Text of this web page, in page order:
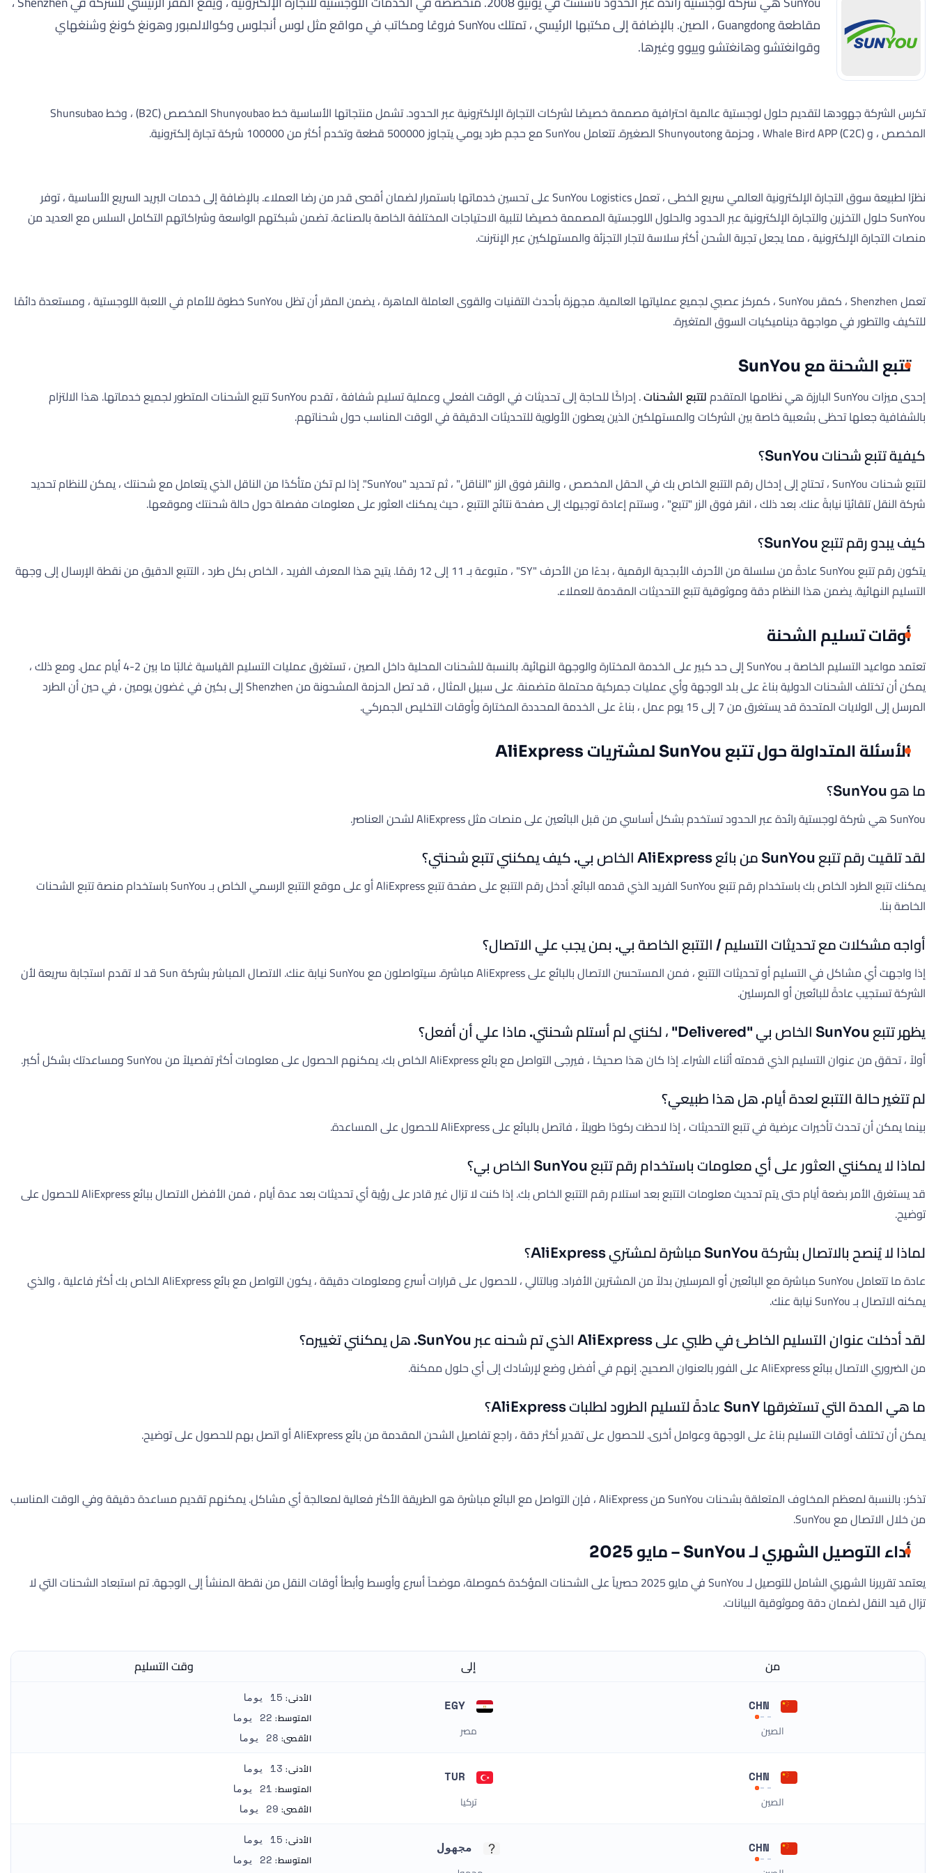
مقاطعة Guangdong ، الصين. بالإضافة إلى مكتبها الرئيسي ، تمتلك SunYou فروعًا ومكاتب في مواقع مثل لوس أنجلوس وكوالالمبور وهونغ كونغ وشنغهاي
وقوانغتشو وهانغتشو وييوو وغيرها.
تكرس الشركة جهودها لتقديم حلول لوجستية عالمية احترافية مصممة خصيصًا لشركات التجارة الإلكترونية عبر الحدود. تشمل منتجاتها الأساسية خط Shunyoubao المخصص (B2C) ، وخط Shunsubao
المخصص ، و Whale Bird APP (C2C) ، وحزمة Shunyoutong الصغيرة. تتعامل SunYou مع حجم طرد يومي يتجاوز 500000 قطعة وتخدم أكثر من 100000 شركة تجارة إلكترونية.
نظرًا لطبيعة سوق التجارة الإلكترونية العالمي سريع الخطى ، تعمل SunYou Logistics على تحسين خدماتها باستمرار لضمان أقصى قدر من رضا العملاء. بالإضافة إلى خدمات البريد السريع الأساسية ، توفر
SunYou حلول التخزين والتجارة الإلكترونية عبر الحدود والحلول اللوجستية المصممة خصيصًا لتلبية الاحتياجات المختلفة الخاصة بالصناعة. تضمن شبكتهم الواسعة وشراكاتهم التكامل السلس مع العديد من
منصات التجارة الإلكترونية ، مما يجعل تجربة الشحن أكثر سلاسة لتجار التجزئة والمستهلكين عبر الإنترنت.
تعمل Shenzhen ، كمقر SunYou ، كمركز عصبي لجميع عملياتها العالمية. مجهزة بأحدث التقنيات والقوى العاملة الماهرة ، يضمن المقر أن تظل SunYou خطوة للأمام في اللعبة اللوجستية ، ومستعدة دائمًا
للتكيف والتطور في مواجهة ديناميكيات السوق المتغيرة.
تتبع الشحنة مع SunYou
إحدى ميزات SunYou البارزة هي نظامها المتقدم لتتبع الشحنات
. إدراكًا للحاجة إلى تحديثات في الوقت الفعلي وعملية تسليم شفافة ، تقدم SunYou تتبع الشحنات المتطور لجميع خدماتها. هذا الالتزام
بالشفافية جعلها تحظى بشعبية خاصة بين الشركات والمستهلكين الذين يعطون الأولوية للتحديثات الدقيقة في الوقت المناسب حول شحناتهم.
كيفية تتبع شحنات SunYou؟
لتتبع شحنات SunYou ، تحتاج إلى إدخال رقم التتبع الخاص بك في الحقل المخصص ، والنقر فوق الزر "الناقل" ، ثم تحديد "SunYou". إذا لم تكن متأكدًا من الناقل الذي يتعامل مع شحنتك ، يمكن للنظام تحديد
شركة النقل تلقائيًا نيابةً عنك. بعد ذلك ، انقر فوق الزر "تتبع" ، وستتم إعادة توجيهك إلى صفحة نتائج التتبع ، حيث يمكنك العثور على معلومات مفصلة حول حالة شحنتك وموقعها.
كيف يبدو رقم تتبع SunYou؟
يتكون رقم تتبع SunYou عادةً من سلسلة من الأحرف الأبجدية الرقمية ، بدءًا من الأحرف "SY" ، متبوعة بـ 11 إلى 12 رقمًا. يتيح هذا المعرف الفريد ، الخاص بكل طرد ، التتبع الدقيق من نقطة الإرسال إلى وجهة
التسليم النهائية. يضمن هذا النظام دقة وموثوقية تتبع التحديثات المقدمة للعملاء.
أوقات تسليم الشحنة
تعتمد مواعيد التسليم الخاصة بـ SunYou إلى حد كبير على الخدمة المختارة والوجهة النهائية. بالنسبة للشحنات المحلية داخل الصين ، تستغرق عمليات التسليم القياسية غالبًا ما بين 2-4 أيام عمل. ومع ذلك ،
يمكن أن تختلف الشحنات الدولية بناءً على بلد الوجهة وأي عمليات جمركية محتملة متضمنة. على سبيل المثال ، قد تصل الحزمة المشحونة من Shenzhen إلى بكين في غضون يومين ، في حين أن الطرد
المرسل إلى الولايات المتحدة قد يستغرق من 7 إلى 15 يوم عمل ، بناءً على الخدمة المحددة المختارة وأوقات التخليص الجمركي.
الأسئلة المتداولة حول تتبع SunYou لمشتريات AliExpress
ما هو SunYou؟
SunYou هي شركة لوجستية رائدة عبر الحدود تستخدم بشكل أساسي من قبل البائعين على منصات مثل AliExpress لشحن العناصر.
لقد تلقيت رقم تتبع SunYou من بائع AliExpress الخاص بي. كيف يمكنني تتبع شحنتي؟
يمكنك تتبع الطرد الخاص بك باستخدام رقم تتبع SunYou الفريد الذي قدمه البائع. أدخل رقم التتبع على صفحة تتبع AliExpress أو على موقع التتبع الرسمي الخاص بـ SunYou باستخدام منصة تتبع الشحنات
الخاصة بنا.
أواجه مشكلات مع تحديثات التسليم / التتبع الخاصة بي. بمن يجب علي الاتصال؟
إذا واجهت أي مشاكل في التسليم أو تحديثات التتبع ، فمن المستحسن الاتصال بالبائع على AliExpress مباشرة. سيتواصلون مع SunYou نيابة عنك. الاتصال المباشر بشركة Sun قد لا تقدم استجابة سريعة لأن
الشركة تستجيب عادةً للبائعين أو المرسلين.
يظهر تتبع SunYou الخاص بي "Delivered" ، لكنني لم أستلم شحنتي. ماذا علي أن أفعل؟
أولاً ، تحقق من عنوان التسليم الذي قدمته أثناء الشراء. إذا كان هذا صحيحًا ، فيرجى التواصل مع بائع AliExpress الخاص بك. يمكنهم الحصول على معلومات أكثر تفصيلاً من SunYou ومساعدتك بشكل أكبر.
لم تتغير حالة التتبع لعدة أيام. هل هذا طبيعي؟
بينما يمكن أن تحدث تأخيرات عرضية في تتبع التحديثات ، إذا لاحظت ركودًا طويلاً ، فاتصل بالبائع على AliExpress للحصول على المساعدة.
لماذا لا يمكنني العثور على أي معلومات باستخدام رقم تتبع SunYou الخاص بي؟
قد يستغرق الأمر بضعة أيام حتى يتم تحديث معلومات التتبع بعد استلام رقم التتبع الخاص بك. إذا كنت لا تزال غير قادر على رؤية أي تحديثات بعد عدة أيام ، فمن الأفضل الاتصال ببائع AliExpress للحصول على
توضيح.
لماذا لا يُنصح بالاتصال بشركة SunYou مباشرة لمشتري AliExpress؟
عادة ما تتعامل SunYou مباشرة مع البائعين أو المرسلين بدلاً من المشترين الأفراد. وبالتالي ، للحصول على قرارات أسرع ومعلومات دقيقة ، يكون التواصل مع بائع AliExpress الخاص بك أكثر فاعلية ، والذي
يمكنه الاتصال بـ SunYou نيابة عنك.
لقد أدخلت عنوان التسليم الخاطئ في طلبي على AliExpress الذي تم شحنه عبر SunYou. هل يمكنني تغييره؟
من الضروري الاتصال ببائع AliExpress على الفور بالعنوان الصحيح. إنهم في أفضل وضع لإرشادك إلى أي حلول ممكنة.
ما هي المدة التي تستغرقها SunY عادةً لتسليم الطرود لطلبات AliExpress؟
يمكن أن تختلف أوقات التسليم بناءً على الوجهة وعوامل أخرى. للحصول على تقدير أكثر دقة ، راجع تفاصيل الشحن المقدمة من بائع AliExpress أو اتصل بهم للحصول على توضيح.
تذكر: بالنسبة لمعظم المخاوف المتعلقة بشحنات SunYou من AliExpress ، فإن التواصل مع البائع مباشرة هو الطريقة الأكثر فعالية لمعالجة أي مشاكل. يمكنهم تقديم مساعدة دقيقة وفي الوقت المناسب
من خلال الاتصال مع SunYou.
أداء التوصيل الشهري لـ SunYou – مايو 2025
يعتمد تقريرنا الشهري الشامل للتوصيل لـ SunYou في مايو 2025 حصرياً على الشحنات المؤكدة كموصلة، موضحاً أسرع وأوسط وأبطأ أوقات النقل من نقطة المنشأ إلى الوجهة. تم استبعاد الشحنات التي لا
تزال قيد النقل لضمان دقة وموثوقية البيانات.
من إلى وقت التسليم
الصين
EGY
مصر
الأدنى: 15 يوما
المتوسط: 22 يوما
الأقصى: 28 يوما
الصين تركيا
الأدنى: 13 يوما
المتوسط: 21 يوما
الأقصى: 29 يوما
مجهول الأدنى: 15 يوما
المتوسط: 22 يوما